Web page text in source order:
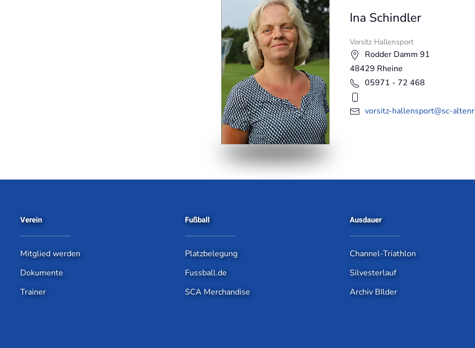
Ina Schindler
Vorsitz Hallensport
Rodder Damm 91
48429 Rheine
05971 - 72 468
vorsitz-hallensport@sc-
Verein
Mitglied werden
Dokumente
Trainer
Fußball
Platzbelegung
Fussball.de
SCA Merchandise
Ausdauer
Channel-Triathlon
Silvesterlauf
Archiv BIlder